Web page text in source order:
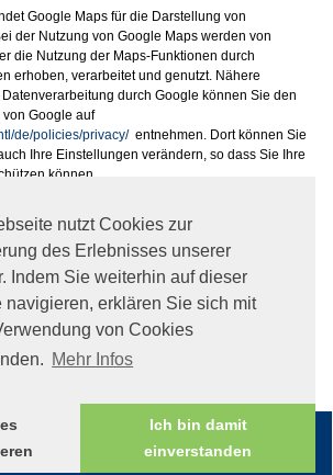
nutzt Cookies zur
des Erlebnisses unserer
Indem Sie weiterhin auf dieser
navigieren, erklären Sie sich mit
von Cookies
Mehr Infos
Ich bin damit
einverstanden
Google Maps für die Darstellung von
der Nutzung von Google Maps werden von
die Nutzung der Maps-Funktionen durch
erhoben, verarbeitet und genutzt. Nähere
durch Google können Sie den
Google auf
de/policies/privacy/entnehmen. Dort können Sie
Ihre Einstellungen verändern, so dass Sie Ihre
können.
auf Auskunft über die bezüglich Ihrer
deren Herkunft und Empfänger sowie den
fileadmin/global/TeamViewerQS_de.zip